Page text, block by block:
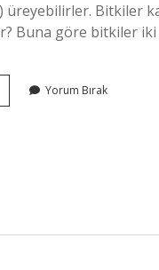
Bitkiler
Buna göre bitkiler iki
Yorum Bırak